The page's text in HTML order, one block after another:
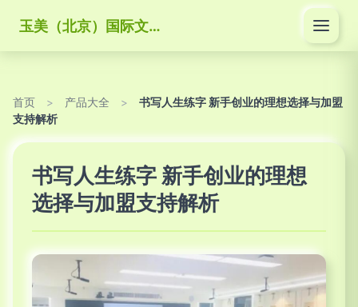
玉美（北京）国际文化传媒有限公司
首页 > 产品大全 >
书写人生练字 新手创业的理想选择与加盟
支持解析
书写人生练字 新手创业的理想
选择与加盟支持解析